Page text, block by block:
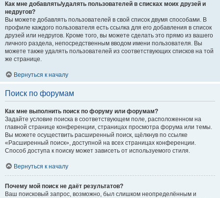
Как мне добавлять/удалять пользователей в списках моих друзей и
недругов?
Вы можете добавлять пользователей в свой список двумя способами. В
профиле каждого пользователя есть ссылка для его добавления в список
друзей или недругов. Кроме того, вы можете сделать это прямо из вашего
личного раздела, непосредственным вводом имени пользователя. Вы
можете также удалять пользователей из соответствующих списков на той
же странице.
Вернуться к началу
Поиск по форумам
Как мне выполнить поиск по форуму или форумам?
Задайте условие поиска в соответствующем поле, расположенном на
главной странице конференции, страницах просмотра форума или темы.
Вы можете осуществить расширенный поиск, щёлкнув по ссылке
«Расширенный поиск», доступной на всех страницах конференции.
Способ доступа к поиску может зависеть от используемого стиля.
Вернуться к началу
Почему мой поиск не даёт результатов?
Ваш поисковый запрос, возможно, был слишком неопределённым и